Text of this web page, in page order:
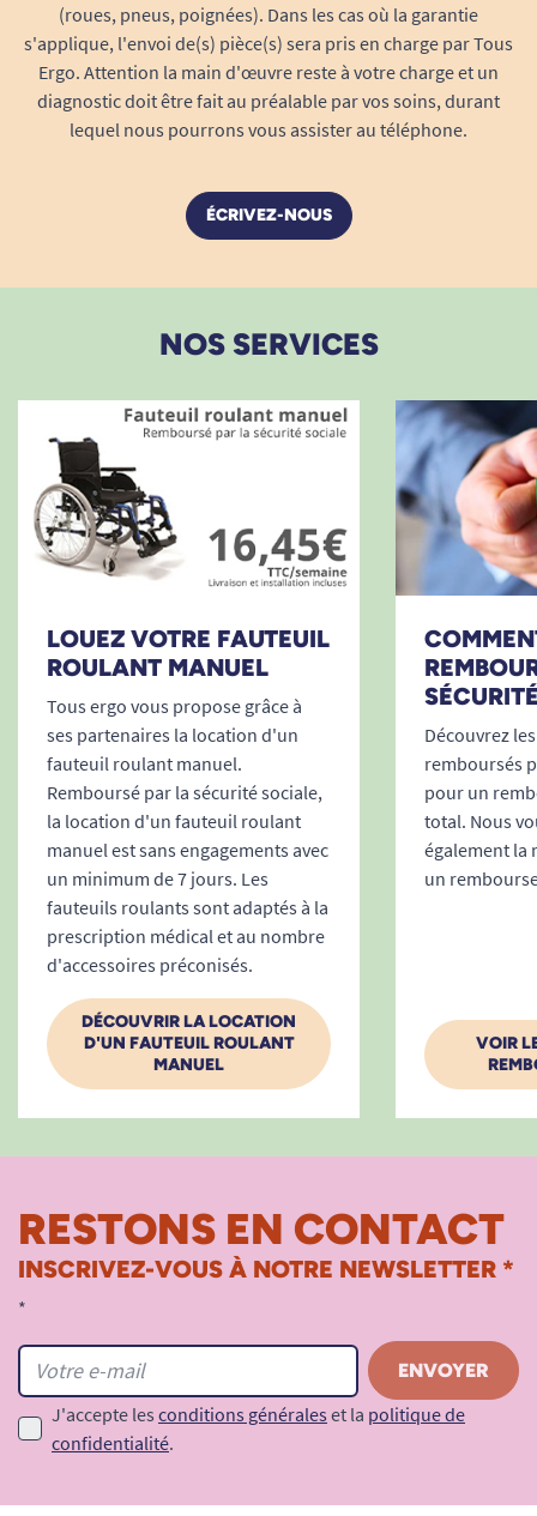
(roues, pneus, poignées). Dans les cas où la garantie
s'applique, l'envoi de(s) pièce(s) sera pris en charge par Tous
Ergo. Attention la main d'œuvre reste à votre charge et un
diagnostic doit être fait au préalable par vos soins, durant
lequel nous pourrons vous assister au téléphone.
ÉCRIVEZ-NOUS
NOS SERVICES
LOUEZ VOTRE FAUTEUIL
ROULANT MANUEL
Tous ergo vous propose grâce à
ses partenaires la location d'un
fauteuil roulant manuel.
Remboursé par la sécurité sociale,
la location d'un fauteuil roulant
manuel est sans engagements avec
un minimum de 7 jours. Les
fauteuils roulants sont adaptés à la
prescription médical et au nombre
d'accessoires préconisés.
DÉCOUVRIR LA LOCATION
D'UN FAUTEUIL ROULANT
MANUEL
Découvrez
remboursés
pour un
total. Nous
également la
un
VOIR
RESTONS EN CONTACT
INSCRIVEZ-VOUS À NOTRE NEWSLETTER *
*
J'accepte les conditions générales et la politique de
confidentialité.